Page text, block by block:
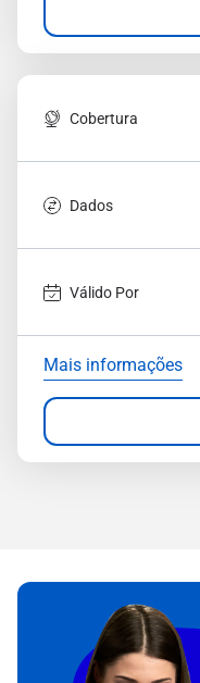
Cobertura
Dados
Válido Por
Mais informações